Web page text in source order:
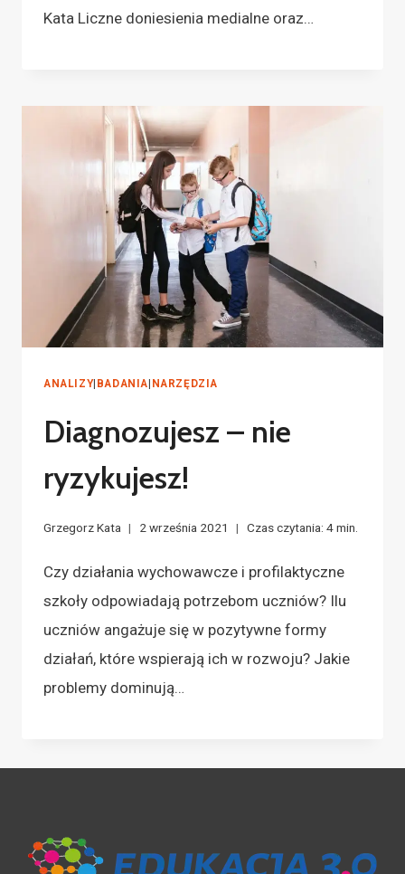
Kata Liczne doniesienia medialne oraz…
ANALIZY| BADANIA| NARZĘDZIA
Diagnozujesz – nie
ryzykujesz!
Grzegorz Kata 2 września 2021 Czas czytania: 4min.
Czy działania wychowawcze i profilaktyczne
szkoły odpowiadają potrzebom uczniów? Ilu
uczniów angażuje się w pozytywne formy
działań, które wspierają ich w rozwoju? Jakie
problemy dominują…